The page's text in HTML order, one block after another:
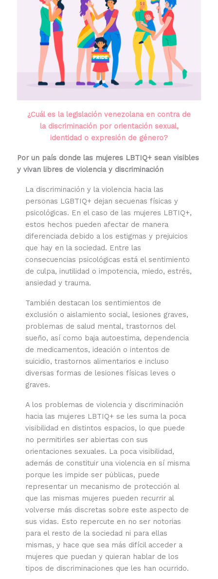
¿Cuál es la legislación venezolana en contra de
la discriminación por orientación sexual,
identidad o expresión de género?
Por un país donde las mujeres LBTIQ+ sean visibles
y vivan libres de violencia y discriminación
La discriminación y la violencia hacia las
personas LGBTIQ+ dejan secuenas físicas y
psicológicas. En el caso de las mujeres LBTIQ+,
estos hechos pueden afectar de manera
diferenciada debido a los estigmas y prejuicios
que hay en la sociedad. Entre las
consecuencias psicológicas está el sentimiento
de culpa, inutilidad o impotencia, miedo, estrés,
ansiedad y trauma.
También destacan los sentimientos de
exclusión o aislamiento social, lesiones graves,
problemas de salud mental, trastornos del
sueño, así como baja autoestima, dependencia
de medicamentos, ideación o intentos de
suicidio, trastornos alimentarios e incluso
diversas formas de lesiones físicas leves o
graves.
A los problemas de violencia y discriminación
hacia las mujeres LBTIQ+ se les suma la poca
visibilidad en distintos espacios, lo que puede
no permitirles ser abiertas con sus
orientaciones sexuales. La poca visibilidad,
además de constituir una violencia en sí misma
porque les impide ser públicas, puede
representar un mecanismo de protección al
que las mismas mujeres pueden recurrir al
volverse más discretas sobre este aspecto de
sus vidas. Esto repercute en no ser notorias
para el resto de la sociedad ni para ellas
mismas, y hace que sea más difícil acceder a
mujeres que puedan y quieran hablar de los
tipos de discriminaciones que les han ocurrido.